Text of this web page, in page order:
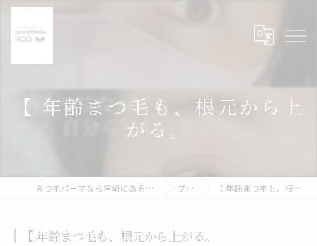
【 年齢まつ毛も、根元から上
がる。
まつ毛パーマなら宮崎にあるeyelash design RICO. ブログ 【 年齢まつ毛も、根元から上がる。
【 年齢まつ毛も、根元から上がる。